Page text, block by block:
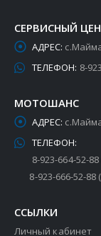
СЕРВИСНЫЙ
АДРЕС:
ТЕЛЕФОН: 8-
МОТОШАНС
АДРЕС:
ТЕЛЕФОН:
8-923-664-52-
8-923-666-52-88
ССЫЛКИ
Личный кабинет